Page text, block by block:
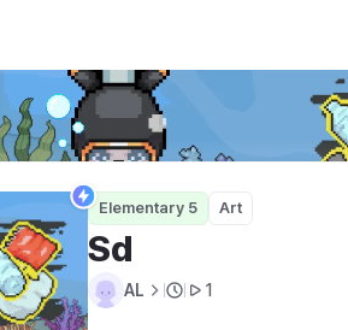
Elementary 5 Art
Sd
AL 1